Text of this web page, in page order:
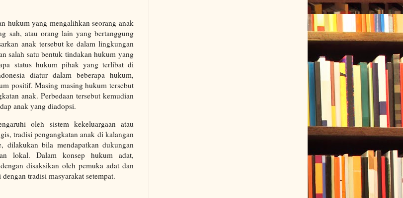
hukum yang mengalihkan seorang anak
sah, atau orang lain yang bertanggung
anak tersebut ke dalam lingkungan
salah satu bentuk tindakan hukum yang
status hukum pihak yang terlibat di
diatur dalam beberapa hukum,
positif. Masing masing hukum tersebut
anak. Perbedaan tersebut kemudian
anak yang diadopsi.
oleh sistem kekeluargaan atau
tradisi pengangkatan anak di kalangan
dilakukan bila mendapatkan dukungan
lokal. Dalam konsep hukum adat,
disaksikan oleh pemuka adat dan
tradisi masyarakat setempat.